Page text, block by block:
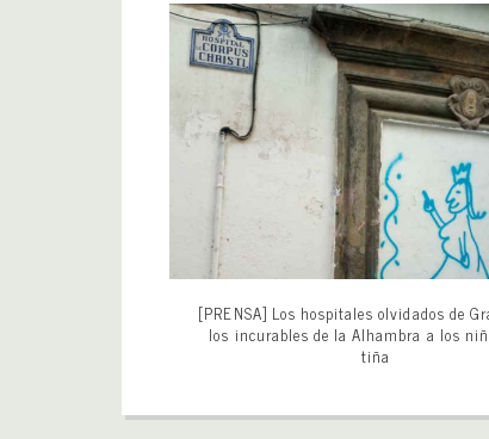
[PRENSA] Los hospitales olvidados de
los incurables de la Alhambra a los
tiña